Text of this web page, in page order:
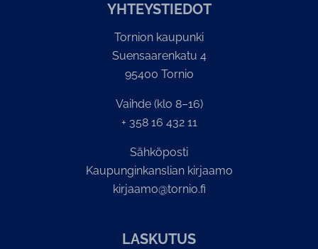
YH­TEYS­TIE­DOT
Tornion kaupunki
Suensaarenkatu 4
95400 Tornio
Vaihde (klo 8–16)
+ 358 16 432 11
Sähköposti
Kaupunginkanslian kirjaamo
kirjaamo@tornio.fi
LASKUTUS